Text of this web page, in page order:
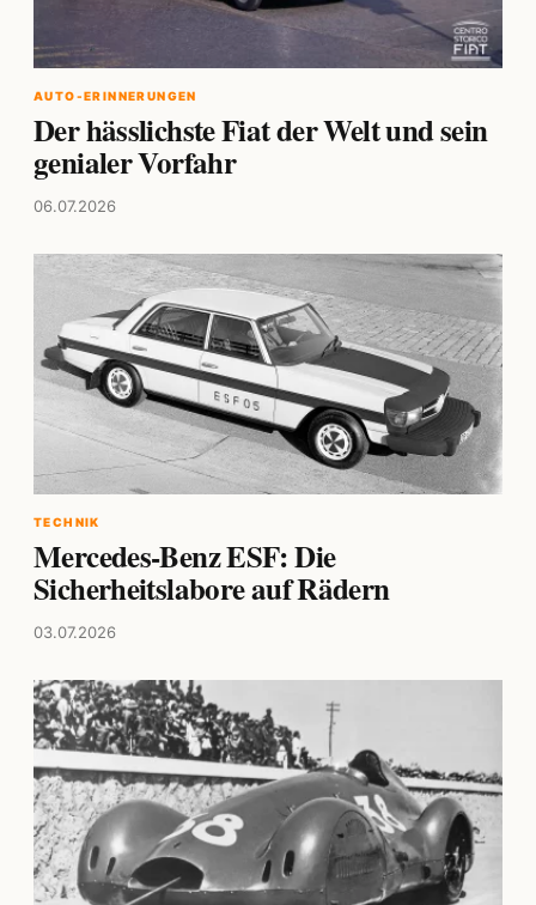
AUTO-ERINNERUNGEN
Der hässlichste Fiat der Welt und sein
genialer Vorfahr
06.07.2026
TECHNIK
Mercedes-Benz ESF: Die
Sicherheitslabore auf Rädern
03.07.2026